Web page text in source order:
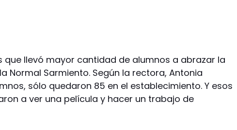
que llevó mayor cantidad de alumnos a abrazar la
Normal Sarmiento. Según la rectora, Antonia
sólo quedaron 85 en el establecimiento. Y esos
a ver una película y hacer un trabajo de